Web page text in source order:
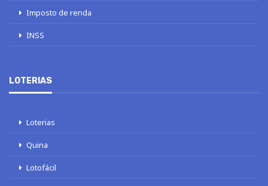
Imposto de renda
INSS
LOTERIAS
Loterias
Quina
Lotofácil